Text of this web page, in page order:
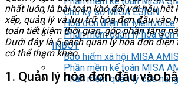
Chữ ký số MISA ESIGN
Hóa đơn điện tử Meinvoice
Phần mềm quản lý hóa
INBOT
Bảo hiểm xã hội MISA AMIS
Phần mềm kế toán MISA
Phần mềm quản lý cửa
nhất luôn là bài toán khó đối với hầu hết
xếp, quản lý và lưu trữ hóa đơn đầu vào
toán tiết kiệm thời gian, góp phần tăng
Dưới đây là 5 cách quản lý hóa đơn điện
có thể tham khảo.
1. Quản lý hóa đơn đầu vào